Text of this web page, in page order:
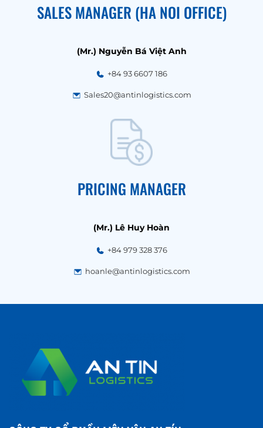
SALES MANAGER (HA NOI OFFICE)
(Mr.) Nguyễn Bá Việt Anh
+84 93 6607 186
Sales20@antinlogistics.com
PRICING MANAGER
(Mr.) Lê Huy Hoàn
+84 979 328 376
hoanle@antinlogistics.com